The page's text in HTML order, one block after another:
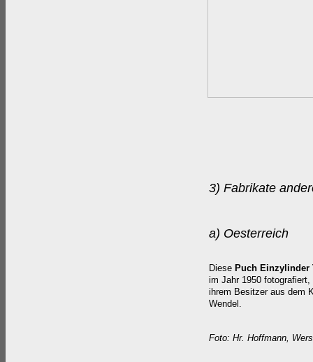
3) Fabrikate
a) Oesterreich
Diese Puch Einzylinder
im Jahr 1950
ihrem Besitzer aus dem
Wendel.
Foto: Hr. Hoffmann,